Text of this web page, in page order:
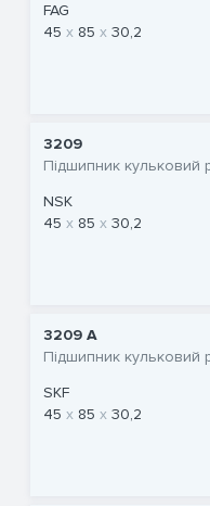
FAG
45
85 30,2
3209
Підшипник кульковий
NSK
45
85 30,2
3209 A
Підшипник кульковий
SKF
45
85 30,2